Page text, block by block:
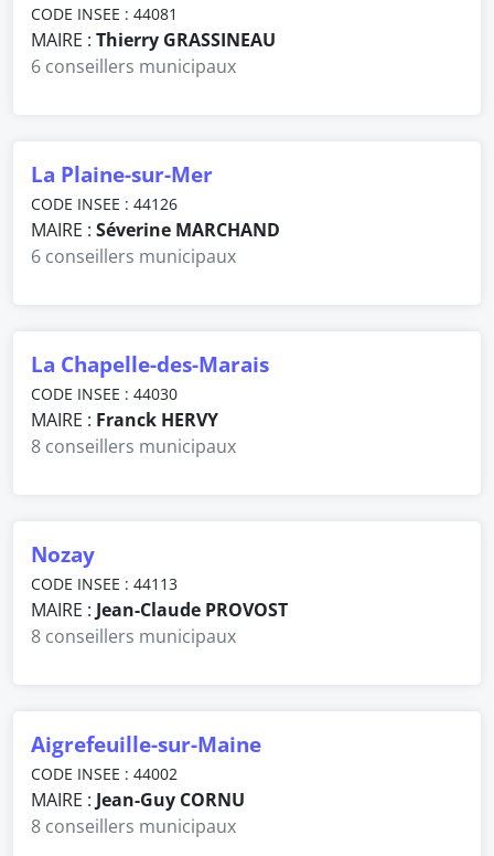
CODE INSEE : 44081
MAIRE : Thierry GRASSINEAU
6 conseillers municipaux
La Plaine-sur-Mer
CODE INSEE : 44126
MAIRE : Séverine MARCHAND
6 conseillers municipaux
La Chapelle-des-Marais
CODE INSEE : 44030
MAIRE : Franck HERVY
8 conseillers municipaux
Nozay
CODE INSEE : 44113
MAIRE : Jean-Claude PROVOST
8 conseillers municipaux
Aigrefeuille-sur-Maine
CODE INSEE : 44002
MAIRE : Jean-Guy CORNU
8 conseillers municipaux